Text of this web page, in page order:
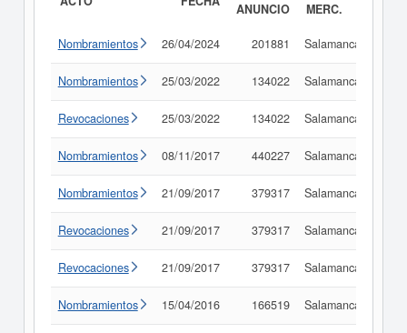
ANUNCIO
MERC.
Nombramientos 26/04/2024 201881 Salamanca
Nombramientos 25/03/2022 134022 Salamanca
Revocaciones 25/03/2022 134022 Salamanca
Nombramientos 08/11/2017 440227 Salamanca
Nombramientos 21/09/2017 379317 Salamanca
Revocaciones 21/09/2017 379317 Salamanca
Revocaciones 21/09/2017 379317 Salamanca
Nombramientos 15/04/2016 166519 Salamanca